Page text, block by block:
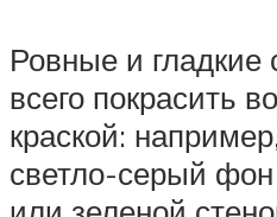
Ровные и
всего покрасить
краской:
светло-серый